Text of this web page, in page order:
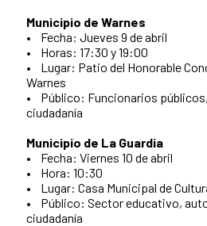
Municipio de Warnes
• Fecha: Jueves 9 de abril
• Horas: 17:30 y 19:00
• Lugar: Patio del Honorable
Warnes
• Público: Funcionarios
ciudadanía
Municipio de La Guardia
• Fecha: Viernes 10 de abril
• Hora: 10:30
• Lugar: Casa Municipal de
• Público: Sector educativo,
ciudadanía